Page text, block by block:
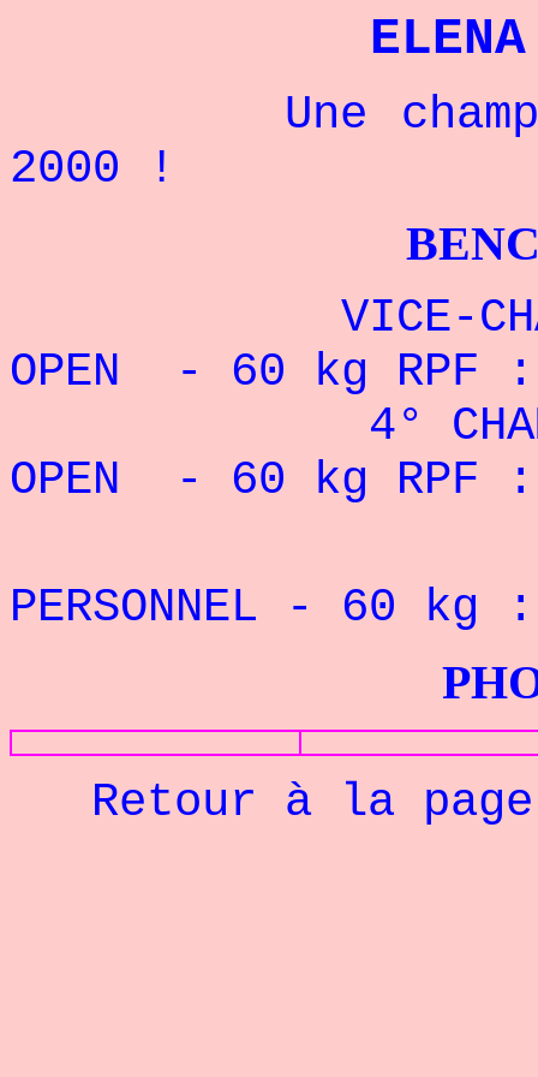
Une
2000 !
VICE-
OPEN - 60 kg RPF
4°
OPEN - 60 kg RPF
PERSONNEL - 60
PHOTOS
Retour à la